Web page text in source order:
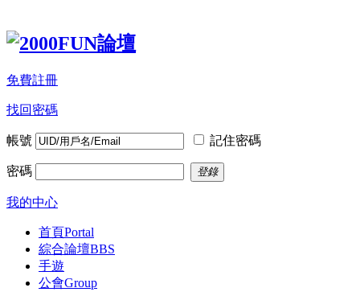
免費註冊
找回密碼
帳號 記住密碼
密碼 登錄
我的中心
首頁Portal
綜合論壇BBS
手遊
公會Group